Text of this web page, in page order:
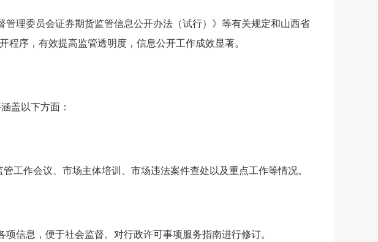
理委员会证券期货监管信息公开办法（试行）》等有关规定和山西省
序，有效提高监管透明度，信息公开工作成效显著。
盖以下方面：
工作会议、市场主体培训、市场违法案件查处以及重点工作等情况。
信息，便于社会监督。对行政许可事项服务指南进行修订。